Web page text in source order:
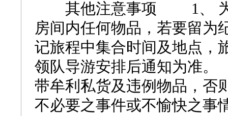
其他注意事项 1、 为避
房间内任何物品，若要留
记旅程中集合时间及地点，
领队导游安排后通知为准
带牟利私货及违例物品，
不必要之事件或不愉快之事